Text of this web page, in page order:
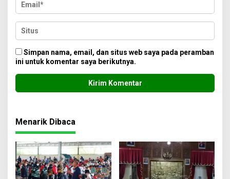
Simpan nama, email, dan situs web saya pada peramban
ini untuk komentar saya berikutnya.
Menarik Dibaca